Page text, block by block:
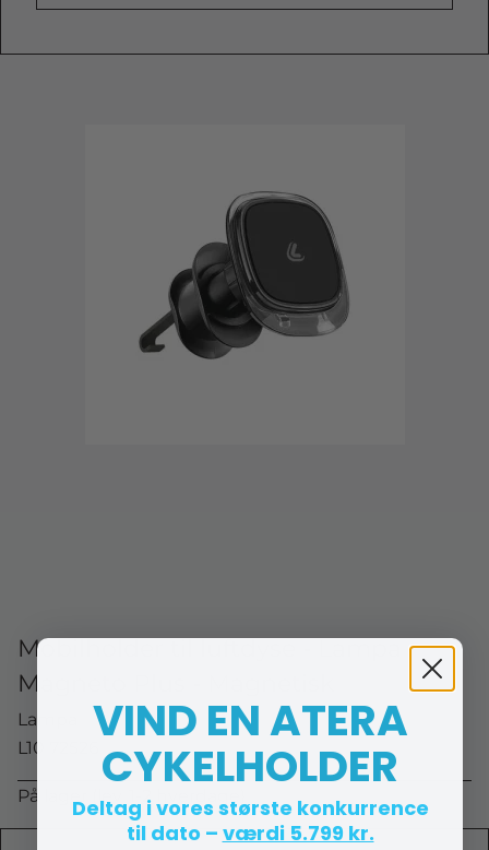
Mobilholder til luftdyse - Lampa
Magneto Plus - Magnetisk
Lampa
L10 72526
På lager (lev. 1-2 hverdage)
VIND EN ATERA
CYKELHOLDER
Deltag i vores største konkurrence
til dato – værdi 5.799 kr.